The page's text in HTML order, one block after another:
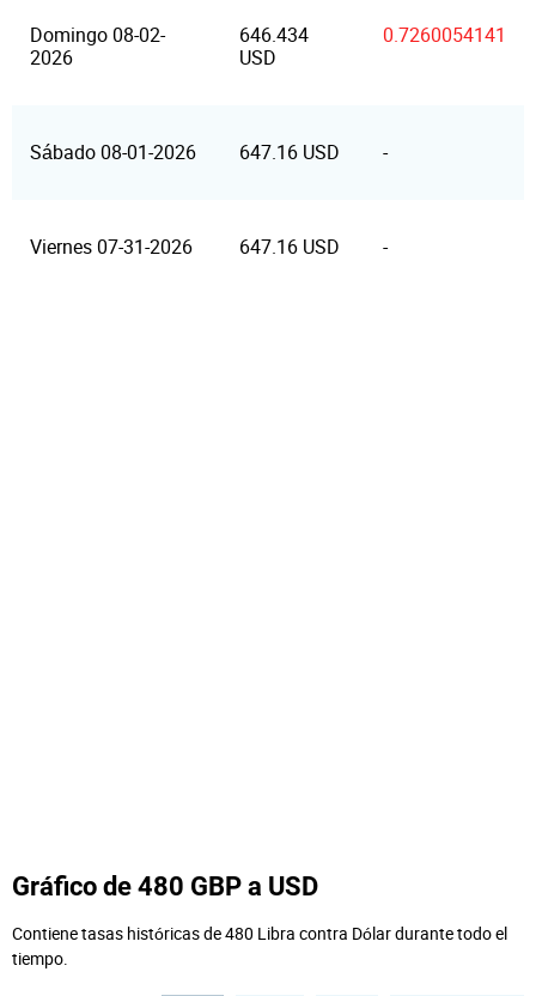
Domingo 08-02-
2026
646.434
USD
0.7260054141
Sábado 08-01-2026 647.16 USD -
Viernes 07-31-2026 647.16 USD -
Gráfico de 480 GBP a USD
Contiene tasas históricas de 480 Libra contra Dólar durante todo el
tiempo.